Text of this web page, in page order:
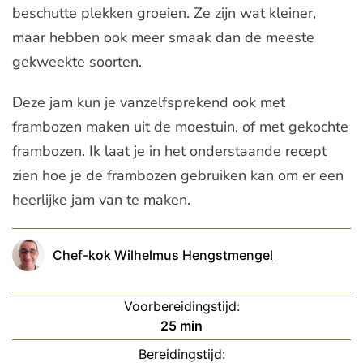
beschutte plekken groeien. Ze zijn wat kleiner,
maar hebben ook meer smaak dan de meeste
gekweekte soorten.
Deze jam kun je vanzelfsprekend ook met
frambozen maken uit de moestuin, of met gekochte
frambozen. Ik laat je in het onderstaande recept
zien hoe je de frambozen gebruiken kan om er een
heerlijke jam van te maken.
Chef-kok Wilhelmus Hengstmengel
Voorbereidingstijd:
25minuten
min
Bereidingstijd: